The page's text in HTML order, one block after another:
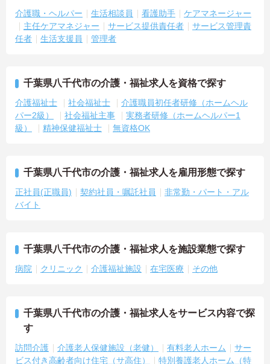
介護職・ヘルパー 生活相談員 看護助手
ケアマネージャー
主任ケアマネジャー
サービス提供責任者
サービス管理責
任者
生活支援員 管理者
千葉県八千代市の介護・福祉求人を資格で探す
介護福祉士 社会福祉士
介護職員初任者研修（ホームヘル
パー2級）
社会福祉主事
実務者研修（ホームヘルパー1
級）
精神保健福祉士 無資格OK
千葉県八千代市の介護・福祉求人を雇用形態で探す
正社員(正職員) 契約社員・嘱託社員
非常勤・パート・アル
バイト
千葉県八千代市の介護・福祉求人を施設業態で探す
病院 クリニック 介護福祉施設 在宅医療 その他
千葉県八千代市の介護・福祉求人をサービス内容で探
す
訪問介護 介護老人保健施設（老健） 有料老人ホーム
サー
ビス付き高齢者向け住宅（サ高住）
特別養護老人ホーム（特